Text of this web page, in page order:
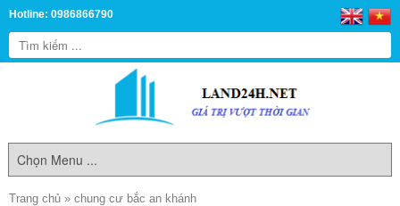
Hotline: 0986866790
Trang chủ » chung cư bắc an khánh